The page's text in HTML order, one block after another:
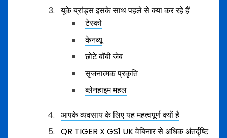
यूके ब्रांड्स इसके साथ पहले से क्या कर रहे हैं
टेस्को
केनव्यू
छोटे बॉबी जेब
सृजनात्मक प्रकृति
ब्लेनहाइम महल
आपके व्यवसाय के लिए यह महत्वपूर्ण क्यों है
QR TIGER X GS1 UK वेबिनार से अधिक अंतर्दृष्टि